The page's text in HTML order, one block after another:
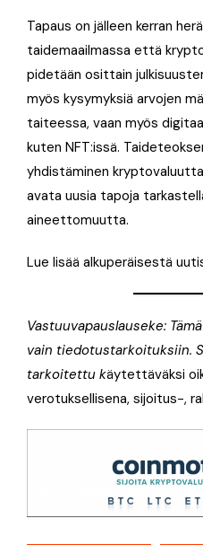
Tapaus on jälleen kerran
taidemaailmassa että
pidetään osittain
myös kysymyksiä arvojen
taiteessa, vaan myös
kuten NFT:issä.
yhdistäminen
avata uusia tapoja
aineettomuutta.
Lue lisää alkuperäisestä
Vastuuvapauslauseke:
vain tiedotustarkoituksiin.
tarkoitettu käytettäväksi
verotuksellisena, sijoitus-,